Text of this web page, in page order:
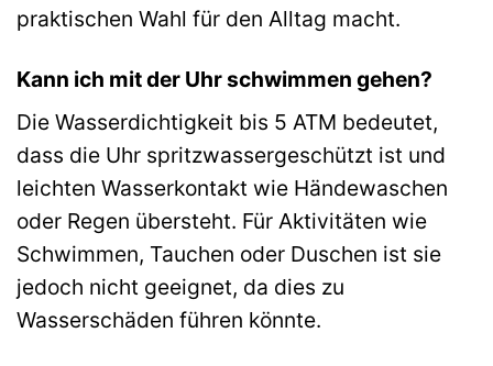
praktischen Wahl für den Alltag macht.
Kann ich mit der Uhr schwimmen gehen?
Die Wasserdichtigkeit bis 5 ATM bedeutet,
dass die Uhr spritzwassergeschützt ist und
leichten Wasserkontakt wie Händewaschen
oder Regen übersteht. Für Aktivitäten wie
Schwimmen, Tauchen oder Duschen ist sie
jedoch nicht geeignet, da dies zu
Wasserschäden führen könnte.